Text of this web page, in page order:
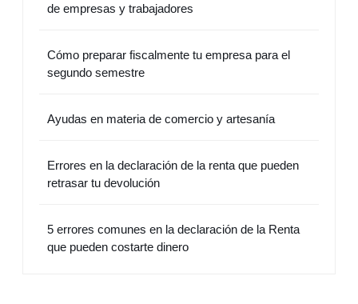
de empresas y trabajadores
Cómo preparar fiscalmente tu empresa para el
segundo semestre
Ayudas en materia de comercio y artesanía
Errores en la declaración de la renta que pueden
retrasar tu devolución
5 errores comunes en la declaración de la Renta
que pueden costarte dinero